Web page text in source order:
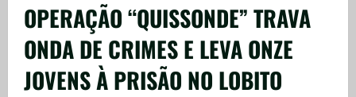
OPERAÇÃO “QUISSONDE” TRAVA
ONDA DE CRIMES E LEVA ONZE
JOVENS À PRISÃO NO LOBITO